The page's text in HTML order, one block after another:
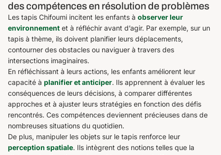
des compétences en résolution de problèmes
Les tapis Chifoumi incitent les enfants à observer leur
environnement et à réfléchir avant d’agir. Par exemple, sur un
tapis à thème, ils doivent planifier leurs déplacements,
contourner des obstacles ou naviguer à travers des
intersections imaginaires.
En réfléchissant à leurs actions, les enfants améliorent leur
capacité à planifier et anticiper. Ils apprennent à évaluer les
conséquences de leurs décisions, à comparer différentes
approches et à ajuster leurs stratégies en fonction des défis
rencontrés. Ces compétences deviennent précieuses dans de
nombreuses situations du quotidien.
De plus, manipuler les objets sur le tapis renforce leur
perception spatiale. Ils intègrent des notions telles que la